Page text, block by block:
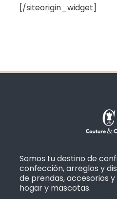
[/siteorigin_widget]
Somos tu destino de
confección, arreglos y
de prendas, accesorios
hogar y mascotas.